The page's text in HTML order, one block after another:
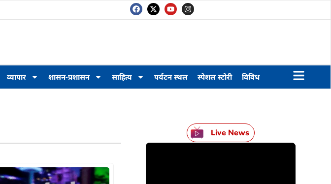
व्यापार शासन-प्रशासन साहित्य पर्यटन स्थल स्पेशल स्टोरी विविध
Live News